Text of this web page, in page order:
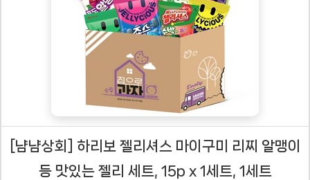
[냠냠상회] 하리보 젤리셔스 마이구미 리찌 알맹이
등 맛있는 젤리 세트, 15p x 1세트, 1세트